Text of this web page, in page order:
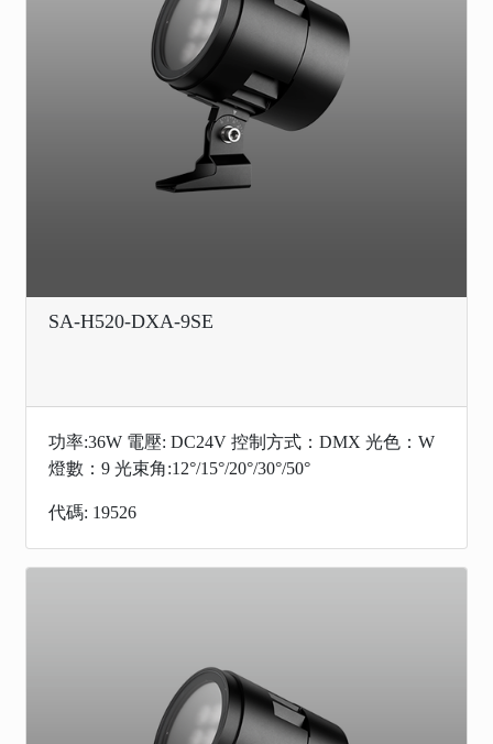
SA-H520-DXA-9SE
功率:36W 電壓: DC24V 控制方式：DMX 光色：W
燈數：9 光束角:12°/15°/20°/30°/50°
代碼: 19526